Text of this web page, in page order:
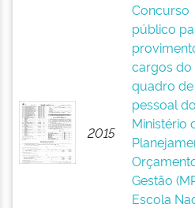
2015
Concurso
público
cargos do
quadro de
pessoal do
Ministério
Gestão
Escola